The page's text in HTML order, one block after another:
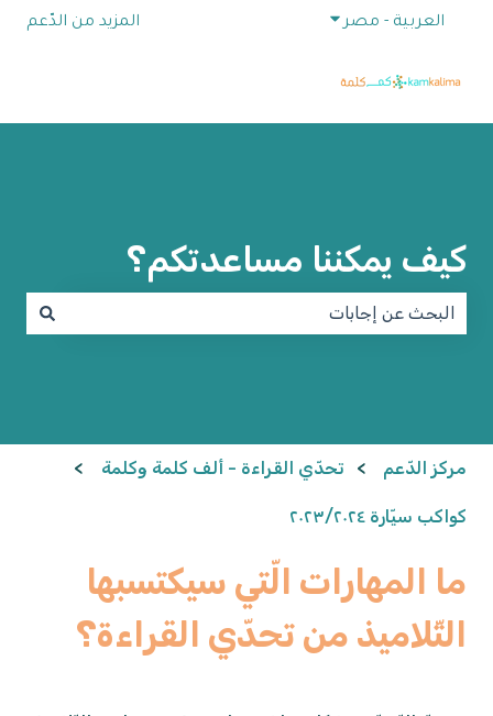
العربية - مصر إظهار القائمة الفرعية للترجماتالمزيد من الدّعم
كيف يمكننا مساعدتكم؟
مركز الدّعم تحدّي القراءة - ألف كلمة وكلمة
كواكب سيّارة ٢٠٢٣/٢٠٢٤
ما المهارات الّتي سيكتسبها
التّلاميذ من تحدّي القراءة؟